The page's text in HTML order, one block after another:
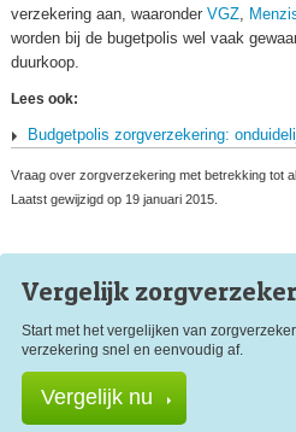
verzekering aan, waaronder VGZ,
worden bij de bugetpolis wel vaak
duurkoop.
Lees ook:
Budgetpolis zorgverzekering:
Vraag over zorgverzekering met betrekking tot
Laatst gewijzigd op 19 januari 2015.
Vergelijk zorg
Start met het vergelijken van
verzekering snel en eenvoudig af.
Vergelijk nu